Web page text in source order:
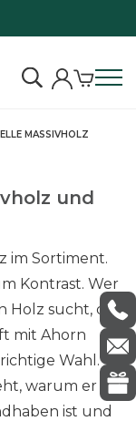
MASSIVHOLZ
und
im Sortiment.
Kontrast. Wer
Holz sucht, das
mit Ahorn
Wahl.
warum er
ist und